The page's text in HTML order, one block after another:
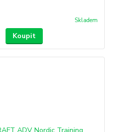
Skladem
Koupit